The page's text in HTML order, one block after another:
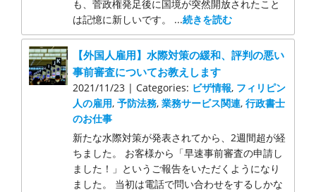
も、菅政権発足後に国境が突然開放されたこと
は記憶に新しいです。 ...続きを読む
【外国人雇用】水際対策の緩和、評判の悪い
事前審査についてお教えします
2021/11/23 | Categories: ビザ情報, フィリピン
人の雇用,予防法務,業務サービス関連,行政書士
のお仕事
新たな水際対策が発表されてから、2週間超が経
ちました。 お客様から「早速事前審査の申請し
ました！」というご報告をいただくようになり
ました。 当初は電話で問い合わせをするしかな